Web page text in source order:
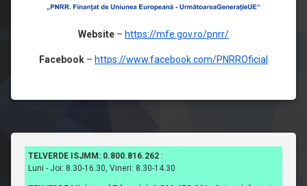
Website – https://mfe.gov.ro/pnrr/
Facebook – https://www.facebook.com/PNRROficial
TELVERDE ISJMM: 0.800.816.262 :
Luni - Joi: 8.30-16.30, Vineri: 8.30-14.30